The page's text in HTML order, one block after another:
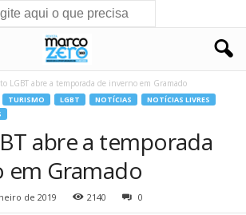
LGBT abre a temporada de inverno em Gramado
TURISMO LGBT NOTÍCIAS
NOTÍCIAS LIVRES
abre a temporada
em Gramado
de 2019 2140 0